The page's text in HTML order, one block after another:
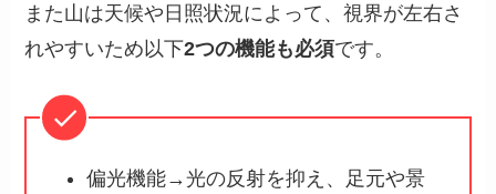
また山は天候や日照状況によって、視界が左右さ
れやすいため以下2つの機能も必須です。
偏光機能→光の反射を抑え、足元や景